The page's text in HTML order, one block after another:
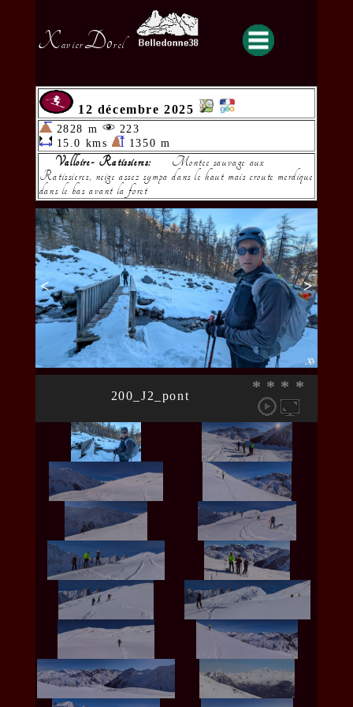
XavierDorel
12 décembre 2025
2828 m
223
15.0 kms
1350 m
Valloire- Ratissieres:
Montee sauvage aux
Ratissieres, neige assez sympa dans le haut mais croute merdique
dans le bas avant la foret
< >
* * * *
200_J2_pont